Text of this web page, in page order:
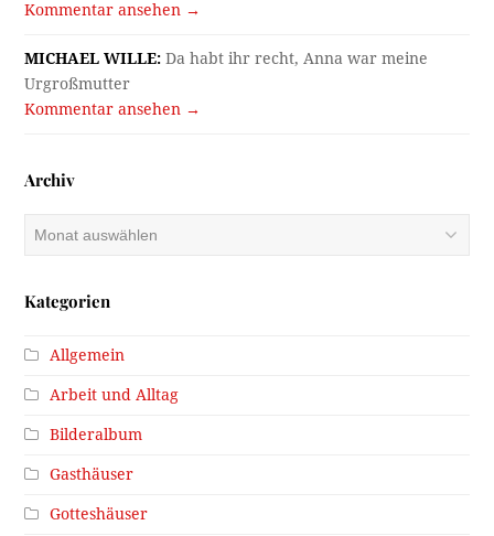
Kommentar ansehen →
MICHAEL WILLE: Da habt ihr recht, Anna war meine
Urgroßmutter
Kommentar ansehen →
Archiv
Archiv
Kategorien
Allgemein
Arbeit und Alltag
Bilderalbum
Gasthäuser
Gotteshäuser